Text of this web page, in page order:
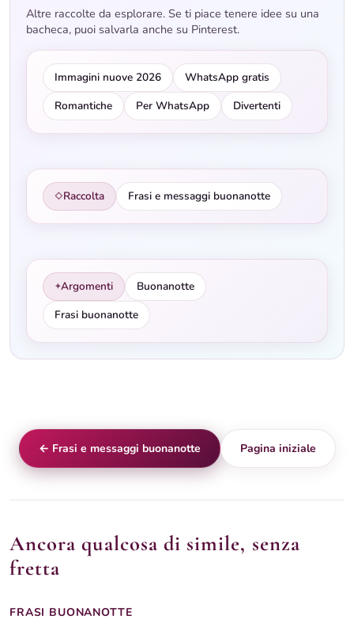
Altre raccolte da esplorare. Se ti piace tenere idee su una
bacheca, puoi salvarla anche su Pinterest.
Immagini nuove 2026
WhatsApp gratis
Romantiche
Per WhatsApp Divertenti
◇Raccolta Frasi e messaggi buonanotte
✦Argomenti
Buonanotte
Frasi buonanotte
Ancora qualcosa di simile, senza
fretta
FRASI BUONANOTTE
Frasi buonanotte con la luna piena sul mare calmo
← Frasi e messaggi buonanotte Pagina iniziale